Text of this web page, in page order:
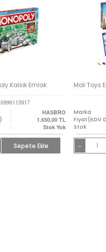
Kalsik Emlak
: HASBRO
: 1.650,00 TL
: Stok Yok
Sepete Ekle
Moli Toys
Marka
Fiyat(KDV
Stok
-